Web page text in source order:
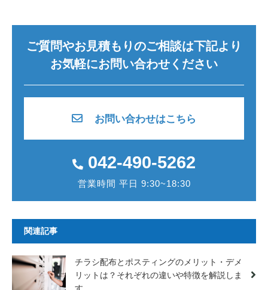
ご質問やお見積もりのご相談は下記より
お気軽にお問い合わせください
お問い合わせはこちら
042-490-5262
営業時間 平日 9:30~18:30
関連記事
チラシ配布とポスティングのメリット・デメ
リットは？それぞれの違いや特徴を解説しま